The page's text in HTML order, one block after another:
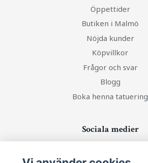
Öppettider
Butiken i Malmö
Nöjda kunder
Köpvillkor
Frågor och svar
Blogg
Boka henna tatuering
Sociala medier